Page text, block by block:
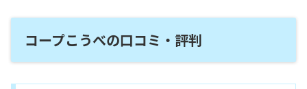
コープこうべの口コミ・評判